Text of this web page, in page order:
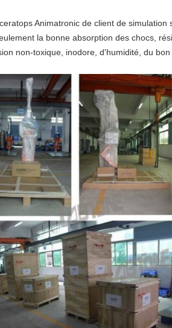
Animatronic de client de
la bonne absorption des chocs,
non-toxique, inodore, d'humidité, du bon